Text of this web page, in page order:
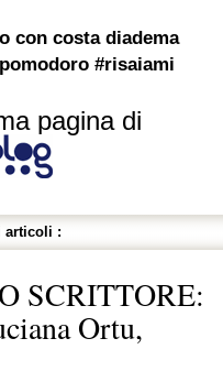
con costa diadema
#risaiami
pagina di
articoli :
SCRITTORE:
Ortu,